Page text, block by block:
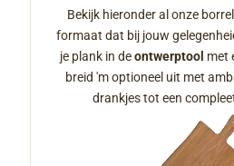
Bekijk hieronder al onze
formaat dat bij jouw
je plank in deontwerptool met
breid 'm optioneel uit met
drankjes tot een